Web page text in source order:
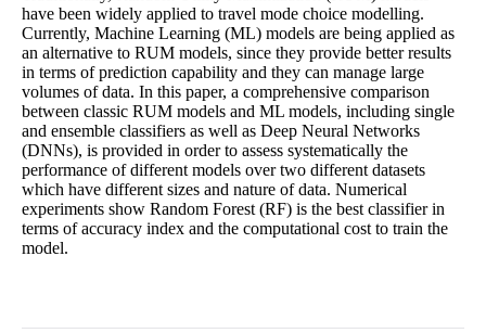
have been widely applied to travel mode choice modelling.
Currently, Machine Learning (ML) models are being applied as
an alternative to RUM models, since they provide better results
in terms of prediction capability and they can manage large
volumes of data. In this paper, a comprehensive comparison
between classic RUM models and ML models, including single
and ensemble classifiers as well as Deep Neural Networks
(DNNs), is provided in order to assess systematically the
performance of different models over two different datasets
which have different sizes and nature of data. Numerical
experiments show Random Forest (RF) is the best classifier in
terms of accuracy index and the computational cost to train the
model.